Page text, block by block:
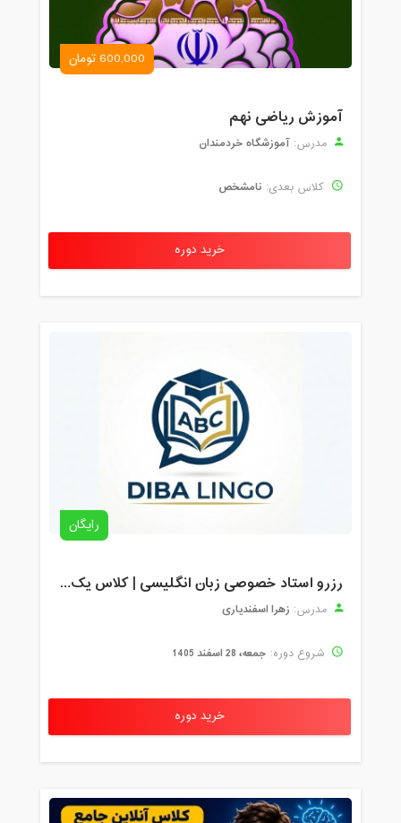
600,000 تومان
آموزش ریاضی نهم
مدرس: آموزشگاه خردمندان
کلاس بعدی: نامشخص
خرید دوره
رایگان
رزرو استاد خصوصی زبان انگلیسی | کلاس یک‌نفره با زهرا اسفندیاری + مشاوره رایگان
مدرس: زهرا اسفندیاری
شروع دوره: جمعه، 28 اسفند 1405
خرید دوره